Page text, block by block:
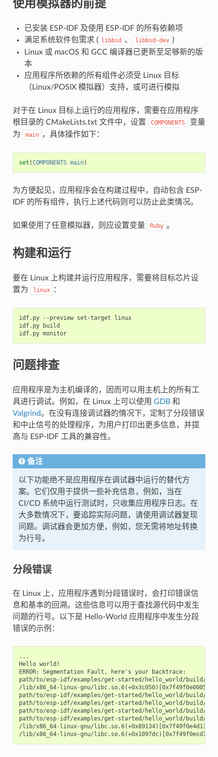
已安装 ESP-IDF 及使用 ESP-IDF 的所有依赖项
满足系统软件包需求 ( libbsd 、 libbsd-dev )
Linux 或 macOS 和 GCC 编译器已更新至足够新的版
本
应用程序所依赖的所有组件必须受 Linux 目标
（Linux/POSIX 模拟器）支持，或可进行模拟
对于在 Linux 目标上运行的应用程序，需要在应用程序
根目录的 CMakeLists.txt 文件中，设置
COMPONENTS
变量
为
main ，具体操作如下：
set (COMPONENTS main)
为方便起见，应用程序会在构建过程中，自动包含 ESP-
IDF 的所有组件，执行上述代码则可以防止此类情况。
如果使用了任意模拟器，则应设置变量 Ruby 。
构建和运行
要在 Linux 上构建并运行应用程序，需要将目标芯片设
置为
linux ：
idf.py --preview set-target
linux
idf.py
build
idf.py
monitor
问题排查
应用程序是为主机编译的，因而可以用主机上的所有工
具进行调试。例如，在 Linux 上可以使用 GDB和
Valgrind。在没有连接调试器的情况下，定制了分段错误
和中止信号的处理程序，为用户打印出更多信息，并提
高与 ESP-IDF 工具的兼容性。
备注
以下功能绝不是应用程序在调试器中运行的替代方
案。它们仅用于提供一些补充信息，例如，当在
CI/CD 系统中运行测试时，只收集应用程序日志。在
大多数情况下，要追踪实际问题，请使用调试器复现
问题。调试器会更加方便，例如，您无需将地址转换
为行号。
分段错误
在 Linux 上，应用程序遇到分段错误时，会打印错误信
息和基本的回溯。这些信息可以用于查找源代码中发生
问题的行号。以下是 Hello-World 应用程序中发生分段
错误的示例：
...
Hello world!
ERROR: Segmentation Fault, here's your backtrace:
path/to/esp-idf/examples/get-started/hello_world/build/
/lib/x86_64-linux-gnu/libc.so.6(+0x3c050)[0x7f49f0e00050]
path/to/esp-idf/examples/get-started/hello_world/build/
path/to/esp-idf/examples/get-started/hello_world/build/
path/to/esp-idf/examples/get-started/hello_world/build/
path/to/esp-idf/examples/get-started/hello_world/build/
/lib/x86_64-linux-gnu/libc.so.6(+0x89134)[0x7f49f0e4d134]